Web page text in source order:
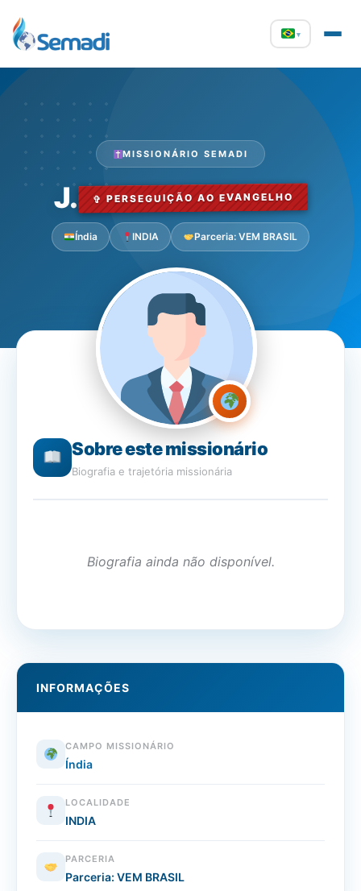
▾
MISSIONÁRIO SEMADI
J. ✞ PERSEGUIÇÃO AO EVANGELHO
Índia INDIA Parceria: VEM BRASIL
Sobre este missionário
Biografia e trajetória missionária
Biografia ainda não disponível.
INFORMAÇÕES
CAMPO MISSIONÁRIO
Índia
LOCALIDADE
INDIA
PARCERIA
Parceria: VEM BRASIL